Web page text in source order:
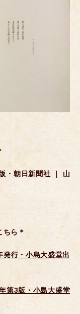
・朝日新聞社 ｜ 山
ちら＊
行・小島大盛堂出
第3版・小島大盛堂